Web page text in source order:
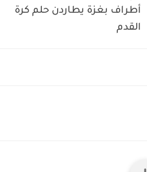
أطراف بغزة يطاردن حلم كرة
القدم